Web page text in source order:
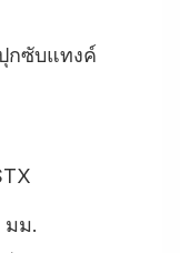
กซับแทงค์
มม.